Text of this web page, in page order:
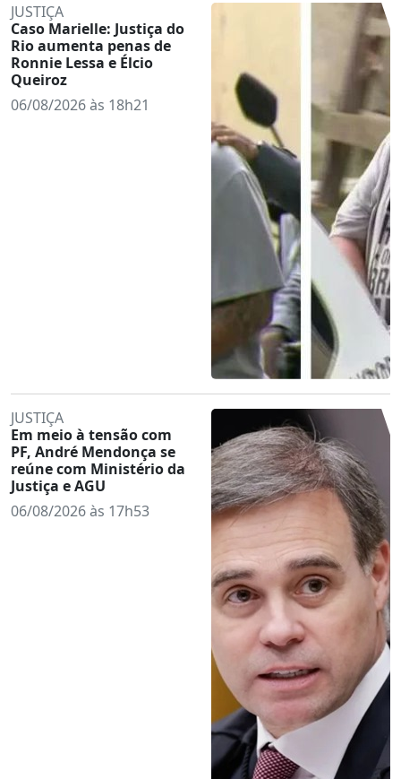
JUSTIÇA
Caso Marielle: Justiça do
Rio aumenta penas de
Ronnie Lessa e Élcio
Queiroz
06/08/2026 às 18h21
JUSTIÇA
Em meio à tensão com
PF, André Mendonça se
reúne com Ministério da
Justiça e AGU
06/08/2026 às 17h53